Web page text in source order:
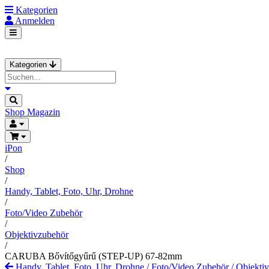
Kategorien
Anmelden
Kategorien
Shop Magazin
iPon
/
Shop
/
Handy, Tablet, Foto, Uhr, Drohne
/
Foto/Video Zubehör
/
Objektivzubehör
/
CARUBA Bővítőgyűrű (STEP-UP) 67-82mm
Handy, Tablet, Foto, Uhr, Drohne /Foto/Video Zubehör/